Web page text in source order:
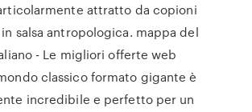
attratto da copioni
salsa antropologica. mappa del
- Le migliori offerte web
classico formato gigante è
incredibile e perfetto per un